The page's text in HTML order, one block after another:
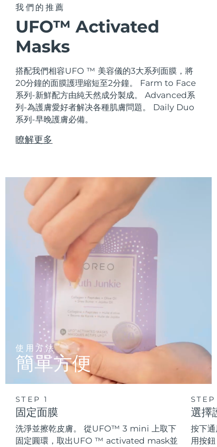
我們的推薦
UFO™ Activated
Masks
搭配我們相容UFO ™ 美容儀的3大系列面膜，將
20分鐘的面膜護理縮短至2分鐘。
Farm to Face
系列-新鮮配方由純天然成分製成。 Advanced系
列-為護膚愛好者解决各種肌膚問題。 Daily Duo
系列-早晚護膚必備。
瞭解更多
使用方法
簡單方便
STEP 1
固定面膜
洗淨並擦乾皮膚。 從UFO™ 3 mini 上取下
固定圓環，取出UFO ™ activated mask並
選擇
按下
用按